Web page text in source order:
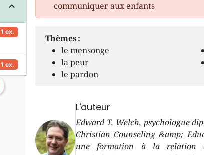
communiquer aux enfants
Thèmes :
le mensonge
la peur
le pardon
L'auteur
Edward T. Welch, psychologue
Christian Counseling &amp;
une formation à la relation
1 ex.
1 ex.